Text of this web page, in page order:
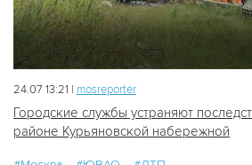
24.07 13:21 | mosreporter
Городские службы устраняют
районе Курьяновской набережной